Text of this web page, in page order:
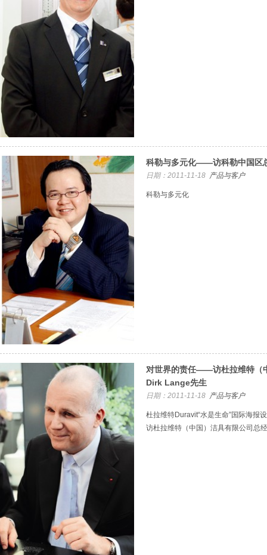
科勒与多元化——访科勒中国区
日期：2011-11-18 产品与客户
科勒与多元化
对世界的责任——访杜拉维特（
Dirk Lange先生
日期：2011-11-18 产品与客户
杜拉维特Duravit“水是生命”国际海报
访杜拉维特（中国）洁具有限公司总